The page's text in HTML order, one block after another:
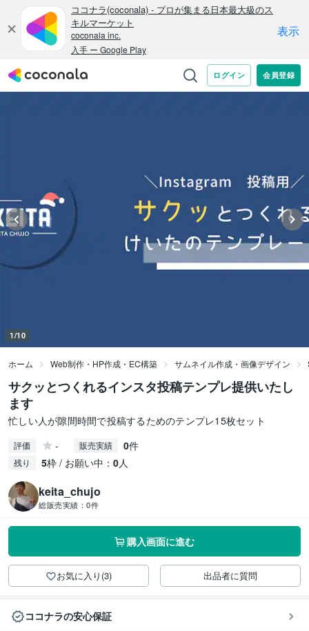
1/10
ホーム Web制作・HP作成・EC構築 サムネイル作成・画像デザイン
サクッとつくれるインスタ投稿テンプレ提供いたし
ます
忙しい人が隙間時間で投稿するためのテンプレ15枚セット
評価 - 販売実績 0件
残り 5枠 / お願い中： 0人
keita_chujo
総販売実績： 0件
購入画面に進む
お気に入り(3) 出品者に質問
ココナラの安心保証